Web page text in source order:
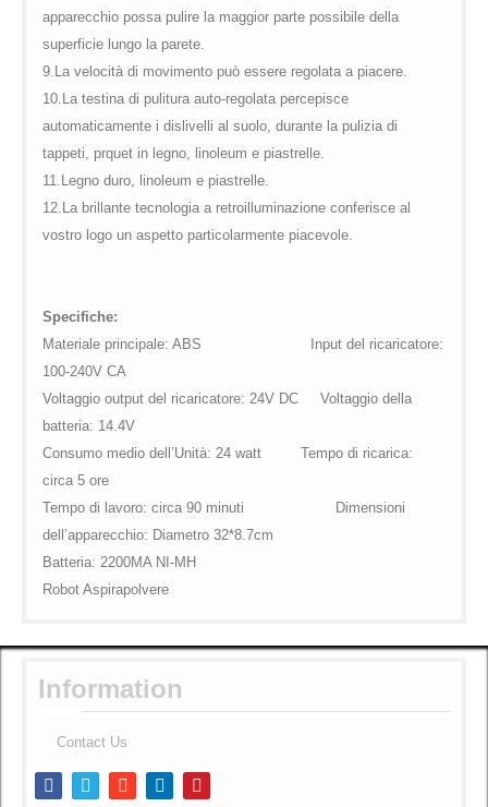
apparecchio possa pulire la maggior parte possibile della
superficie lungo la parete.
9.La velocità di movimento può essere regolata a piacere.
10.La testina di pulitura auto-regolata percepisce
automaticamente i dislivelli al suolo, durante la pulizia di
tappeti, prquet in legno, linoleum e piastrelle.
11.Legno duro, linoleum e piastrelle.
12.La brillante tecnologia a retroilluminazione conferisce al
vostro logo un aspetto particolarmente piacevole.
Specifiche:
Materiale principale: ABS Input del ricaricatore:
100-240V CA
Voltaggio output del ricaricatore: 24V DC Voltaggio della
batteria: 14.4V
Consumo medio dell’Unità: 24 watt Tempo di ricarica:
circa 5 ore
Tempo di lavoro: circa 90 minuti Dimensioni
dell’apparecchio: Diametro 32*8.7cm
Batteria: 2200MA NI-MH
Robot Aspirapolvere
Information
Contact Us